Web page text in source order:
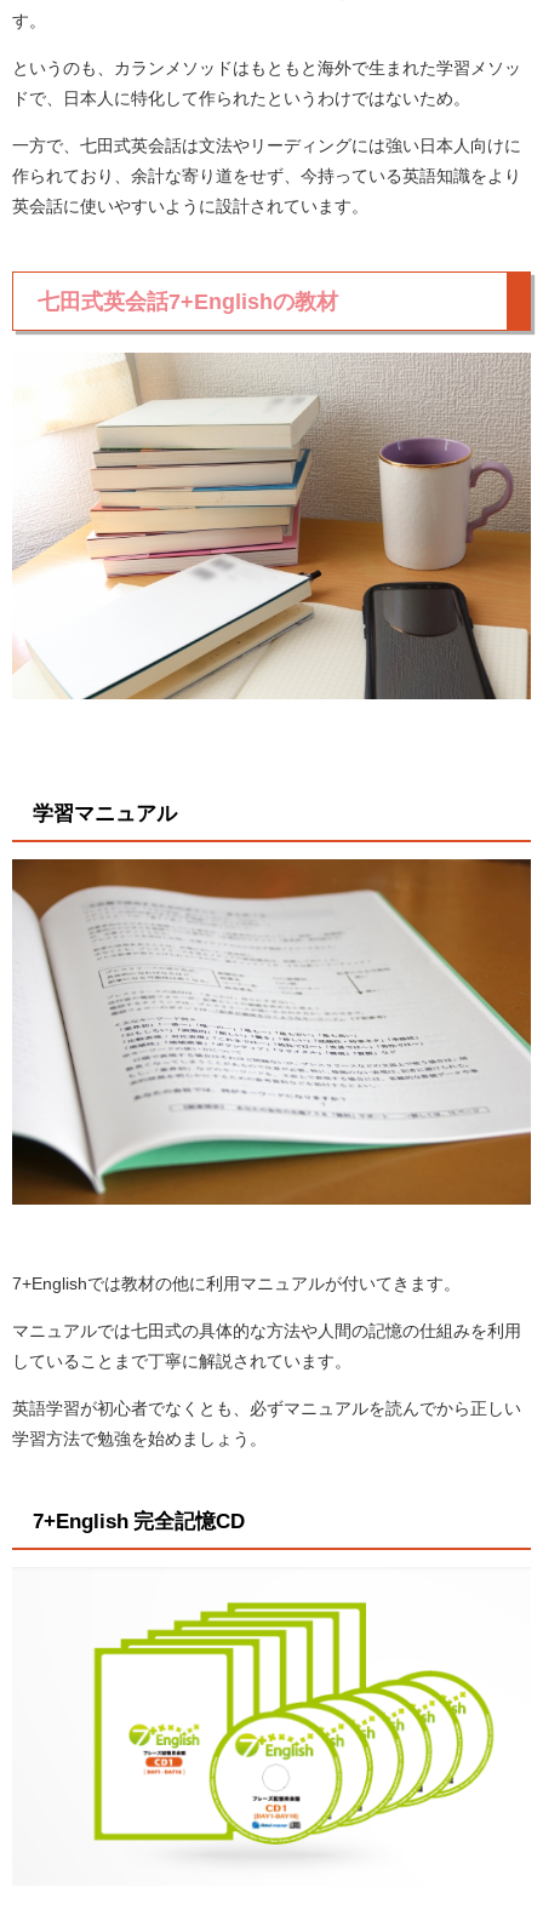
す。
というのも、カランメソッドはもともと海外で生まれた学習メソッ
ドで、日本人に特化して作られたというわけではないため。
一方で、七田式英会話は文法やリーディングには強い日本人向けに
作られており、余計な寄り道をせず、今持っている英語知識をより
英会話に使いやすいように設計されています。
七田式英会話7+Englishの教材
学習マニュアル
7+Englishでは教材の他に利用マニュアルが付いてきます。
マニュアルでは七田式の具体的な方法や人間の記憶の仕組みを利用
していることまで丁寧に解説されています。
英語学習が初心者でなくとも、必ずマニュアルを読んでから正しい
学習方法で勉強を始めましょう。
7+English 完全記憶CD